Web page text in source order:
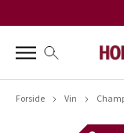
Forside Vin